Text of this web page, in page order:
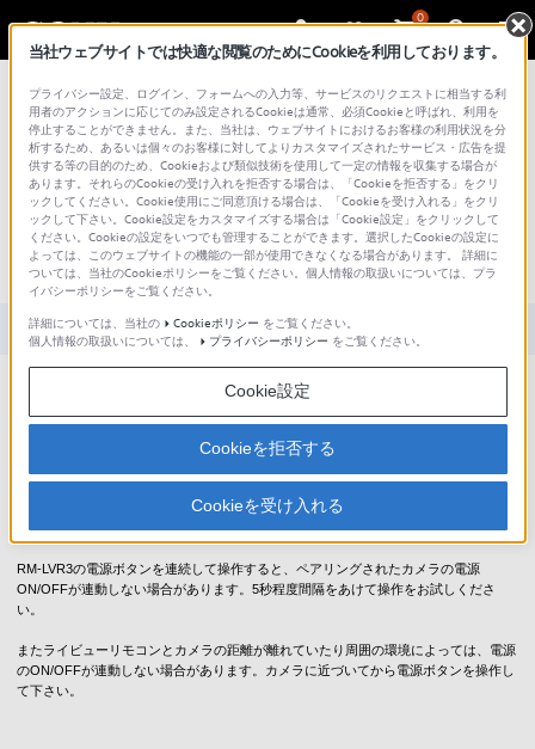
0
総合サポート・お問い合わせ
文書番号 : SH000156907 / 最終更新日 : 2025/03/11
RM-LVR3でカメラ本体の電源のON/OFF
ができません。（アクションカム）
対象製品カテゴリー・製品
内容
対処方法
RM-LVR3の電源ボタンを連続して操作すると、ペアリングされたカメラの電源
ON/OFFが連動しない場合があります。5秒程度間隔をあけて操作をお試しくださ
い。
またライビューリモコンとカメラの距離が離れていたり周囲の環境によっては、電源
のON/OFFが連動しない場合があります。カメラに近づいてから電源ボタンを操作し
て下さい。
当社ウェブサイトでは快適な閲覧のためにCookieを利用しております。
プライバシー設定、ログイン、フォームへの入力等、サービスのリクエストに相当する利
用者のアクションに応じてのみ設定されるCookieは通常、必須Cookieと呼ばれ、利用を
停止することができません。また、当社は、ウェブサイトにおけるお客様の利用状況を分
析するため、あるいは個々のお客様に対してよりカスタマイズされたサービス・広告を提
供する等の目的のため、Cookieおよび類似技術を使用して一定の情報を収集する場合が
あります。それらのCookieの受け入れを拒否する場合は、「Cookieを拒否する」をクリ
ックしてください。Cookie使用にご同意頂ける場合は、「Cookieを受け入れる」をクリ
ックして下さい。Cookie設定をカスタマイズする場合は「Cookie設定」をクリックして
ください。Cookieの設定をいつでも管理することができます。選択したCookieの設定に
よっては、このウェブサイトの機能の一部が使用できなくなる場合があります。 詳細に
ついては、当社のCookieポリシーをご覧ください。個人情報の取扱いについては、プラ
イバシーポリシーをご覧ください。
詳細については、当社の
Cookieポリシー をご覧ください。
個人情報の取扱いについては、
プライバシーポリシー をご覧ください。
Cookie設定
Cookieを拒否する
Cookieを受け入れる